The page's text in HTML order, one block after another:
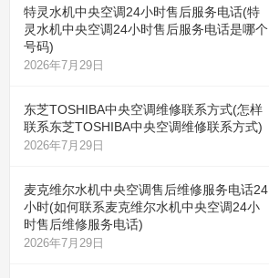
特灵水机中央空调24小时售后服务电话(特
灵水机中央空调24小时售后服务电话是哪个
号码)
2026年7月29日
东芝TOSHIBA中央空调维修联系方式(怎样
联系东芝TOSHIBA中央空调维修联系方式)
2026年7月29日
麦克维尔水机中央空调售后维修服务电话24
小时(如何联系麦克维尔水机中央空调24小
时售后维修服务电话)
2026年7月29日